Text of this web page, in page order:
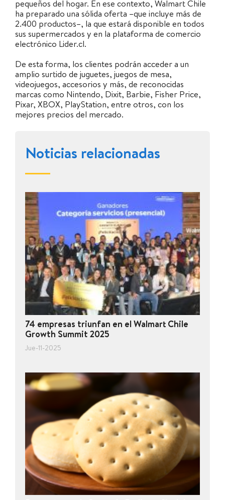
pequeños del hogar. En ese contexto, Walmart Chile
ha preparado una sólida oferta –que incluye más de
2.400 productos–, la que estará disponible en todos
sus supermercados y en la plataforma de comercio
electrónico Lider.cl.
De esta forma, los clientes podrán acceder a un
amplio surtido de juguetes, juegos de mesa,
videojuegos, accesorios y más, de reconocidas
marcas como Nintendo, Dixit, Barbie, Fisher Price,
Pixar, XBOX, PlayStation, entre otros, con los
mejores precios del mercado.
Noticias relacionadas
74 empresas triunfan en el Walmart Chile
Growth Summit 2025
Jue-11-2025